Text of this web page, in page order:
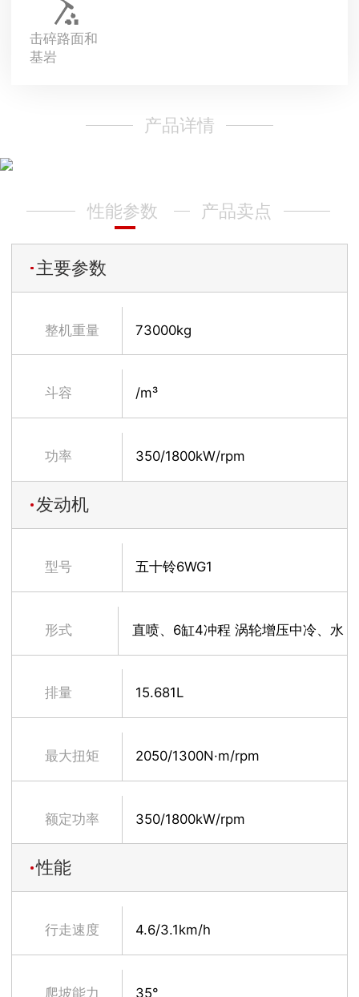
击碎路面和
基岩
产品详情
性能参数 产品卖点
主要参数
整机重量 73000kg
斗容 /m³
功率 350/1800kW/rpm
发动机
型号 五十铃6WG1
形式 直喷、6缸4冲程 涡轮增压中冷、水
排量
15.681L
最大扭矩 2050/1300N·m/rpm
额定功率 350/1800kW/rpm
性能
行走速度 4.6/3.1km/h
爬坡能力 35°